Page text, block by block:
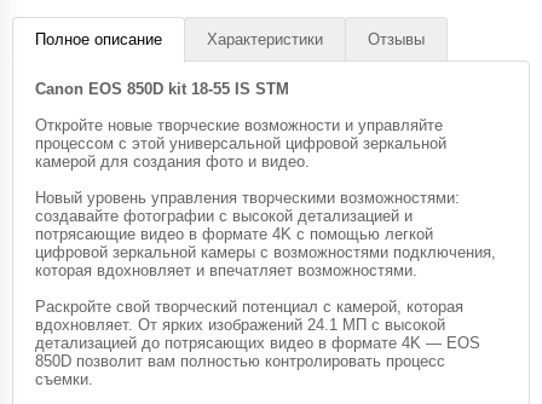
Полное описание Характеристики Отзывы
Canon EOS 850D kit 18-55 IS STM
Откройте новые творческие возможности и управляйте
процессом с этой универсальной цифровой зеркальной
камерой для создания фото и видео.
Новый уровень управления творческими возможностями:
создавайте фотографии с высокой детализацией и
потрясающие видео в формате 4K с помощью легкой
цифровой зеркальной камеры с возможностями подключения,
которая вдохновляет и впечатляет возможностями.
Раскройте свой творческий потенциал с камерой, которая
вдохновляет. От ярких изображений 24.1 МП с высокой
детализацией до потрясающих видео в формате 4K — EOS
850D позволит вам полностью контролировать процесс
съемки.